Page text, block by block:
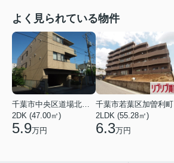
よく見られている物件
2DK (47.00㎡)
5.9万円
千葉市若葉区加曽利町
2LDK (55.28㎡)
6.3万円